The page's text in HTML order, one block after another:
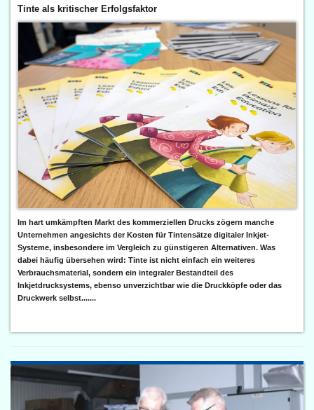
Tinte als kritischer Erfolgsfaktor
Im hart umkämpften Markt des kommerziellen Drucks zögern manche
Unternehmen angesichts der Kosten für Tintensätze digitaler Inkjet-
Systeme, insbesondere im Vergleich zu günstigeren Alternativen. Was
dabei häufig übersehen wird: Tinte ist nicht einfach ein weiteres
Verbrauchsmaterial, sondern ein integraler Bestandteil des
Inkjetdrucksystems, ebenso unverzichtbar wie die Druckköpfe oder das
Druckwerk selbst.......